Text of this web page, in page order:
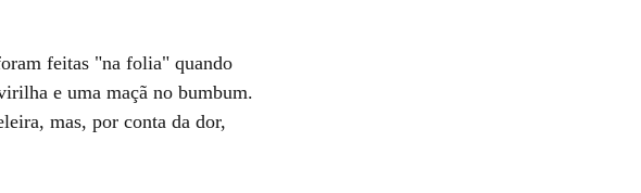
feitas "na folia" quando
e uma maçã no bumbum.
mas, por conta da dor,